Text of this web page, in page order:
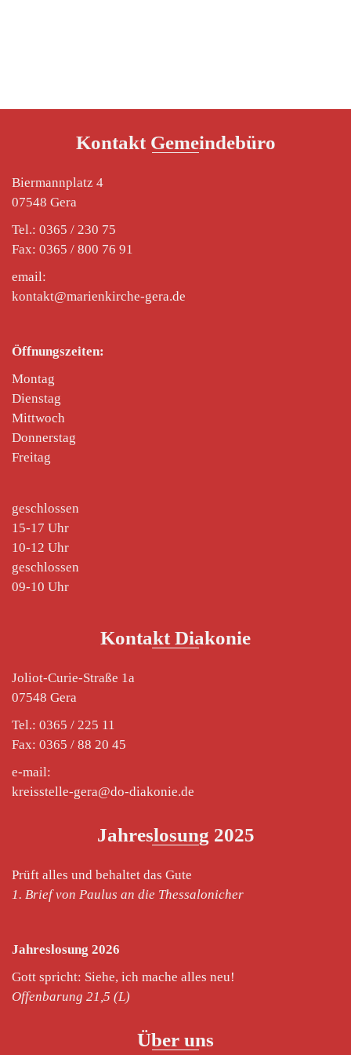
Kontakt Gemeindebüro
Biermannplatz 4
07548 Gera
Tel.: 0365 / 230 75
Fax: 0365 / 800 76 91
email:
kontakt@marienkirche-gera.de
Öffnungszeiten:
Montag
Dienstag
Mittwoch
Donnerstag
Freitag
geschlossen
15-17 Uhr
10-12 Uhr
geschlossen
09-10 Uhr
Kontakt Diakonie
Joliot-Curie-Straße 1a
07548 Gera
Tel.: 0365 / 225 11
Fax: 0365 / 88 20 45
e-mail:
kreisstelle-gera@do-diakonie.de
Jahreslosung 2025
Prüft alles und behaltet das Gute
1. Brief von Paulus an die Thessalonicher
Jahreslosung 2026
Gott spricht: Siehe, ich mache alles neu!
Offenbarung 21,5 (L)
Über uns